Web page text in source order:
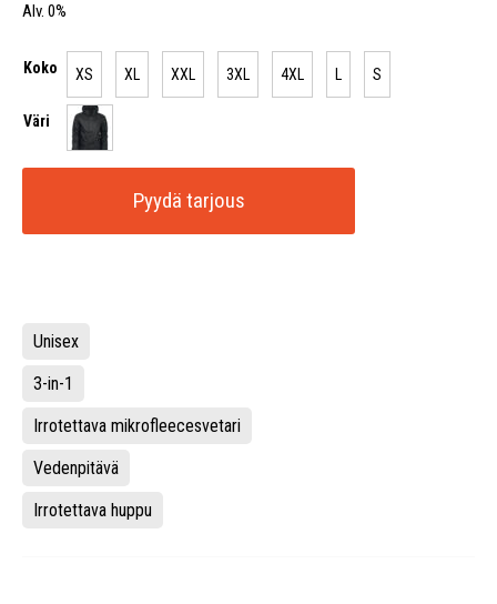
Alv. 0%
Koko XS XL XXL 3XL 4XL L S
Väri
Pyydä tarjous
Unisex
3-in-1
Irrotettava mikrofleecesvetari
Vedenpitävä
Irrotettava huppu